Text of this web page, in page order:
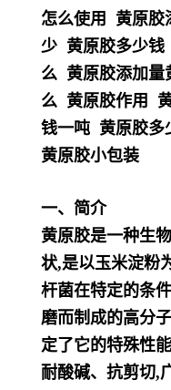
怎么使用 黄原胶
少 黄原胶多少
么 黄原胶添加量
么 黄原胶作用
钱一吨 黄原胶多
黄原胶小包装
一、简介
黄原胶是一种生
状,是以玉米淀粉
杆菌在特定的条
磨而制成的高分
定了它的特殊性
耐酸碱、抗剪切,